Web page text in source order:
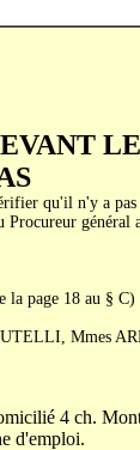
qu'il n'y a pas
Procureur
la page 18 au § C)
Mmes
4 ch.
d'emploi.